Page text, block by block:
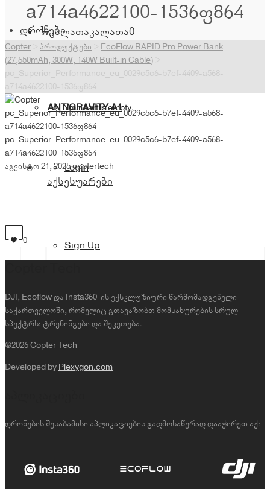
კალათაკალათა0
Your cart is empty.
Login
Sign Up
დრონები
ANTIGRAVITY A1
აქსესუარები
a714a4622100-1536×864
Copter პროდუქტები
EcoFlow RAPID Pro Power Bank
(27,650mAh, 300W, 140W Built-in Cable)
pc_Superior_Performance_eu_0029c5c6-b7ef-4409-a568-
a714a4622100-1536×864
pc_Superior_Performance_eu_0029c5c6-b7ef-4409-a568-
a714a4622100-1536×864
pc_Superior_Performance_eu_0029c5c6-b7ef-4409-a568-
a714a4622100-1536×864
აგვისტო 21, 2025coptertech
0
DJI, Ecoflow და Insta360-ის ექსკლუზიური წარმომადგენელი
საქართველოში, რომელიც გთავაზობთ მომსახურების სრულ
სპექტრს: ტრენინგები და შეკეთება.
©2026 Copter Tech
Developed by Plexygon.com
დრონების შესაბამისი აპლიკაციების გადმოსაწერად დააჭირეთ აქ: